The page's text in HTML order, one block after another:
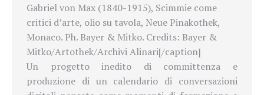
Gabriel von Max (1840-1915), Scimmie come
critici d’arte, olio su tavola, Neue Pinakothek,
Monaco. Ph. Bayer & Mitko. Credits: Bayer &
Mitko/Artothek/Archivi Alinari[/caption]
Un progetto inedito di committenza e
produzione di un calendario di conversazioni